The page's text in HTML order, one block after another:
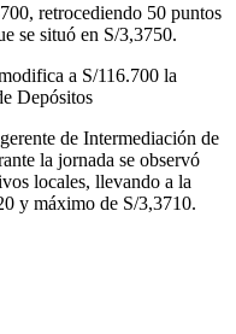
retrocediendo 50 puntos
se situó en S/3,3750.
a S/116.700 la
Depósitos
de Intermediación de
la jornada se observó
locales, llevando a la
y máximo de S/3,3710.